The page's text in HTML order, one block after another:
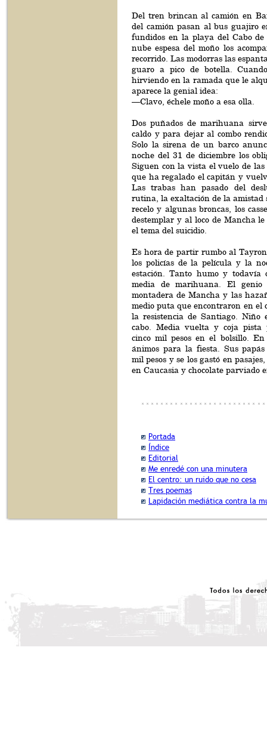
Del tren brincan al camión en
del camión pasan al bus guajiro
fundidos en la playa del Cabo
nube espesa del moño los
recorrido. Las modorras las
guaro a pico de botella.
hirviendo en la ramada que le
aparece la genial idea:
—Clavo, échele moño a esa olla.
Dos puñados de marihuana
caldo y para dejar al combo
Solo la sirena de un barco
noche del 31 de diciembre los
Siguen con la vista el vuelo de
que ha regalado el capitán y
Las trabas han pasado del
rutina, la exaltación de la amistad
recelo y algunas broncas, los
destemplar y al loco de Mancha
el tema del suicidio.
Es hora de partir rumbo al
los policías de la película y la
estación. Tanto humo y
media de marihuana. El genio
montadera de Mancha y las
medio puta que encontraron en el
la resistencia de Santiago.
cabo. Media vuelta y coja pista
cinco mil pesos en el bolsillo.
ánimos para la fiesta. Sus
mil pesos y se los gastó en
en Caucasia y chocolate parviado
Portada
Índice
Editorial
Me enredé con una minutera
El centro: un ruido que no cesa
Tres poemas
Lapidación mediática contra la